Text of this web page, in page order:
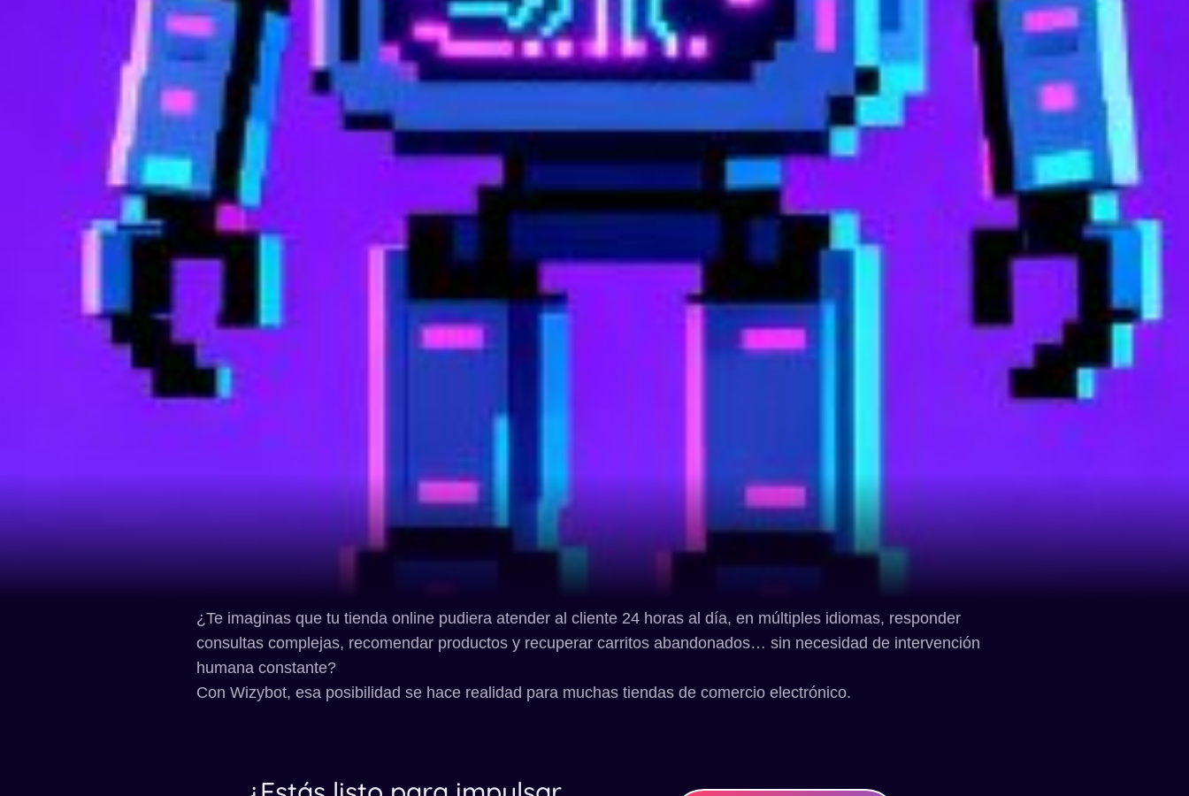
¿Te imaginas que tu tienda online pudiera atender al cliente 24 horas al día, en múltiples idiomas, responder
consultas complejas, recomendar productos y recuperar carritos abandonados… sin necesidad de intervención
humana constante?
Con Wizybot, esa posibilidad se hace realidad para muchas tiendas de comercio electrónico.